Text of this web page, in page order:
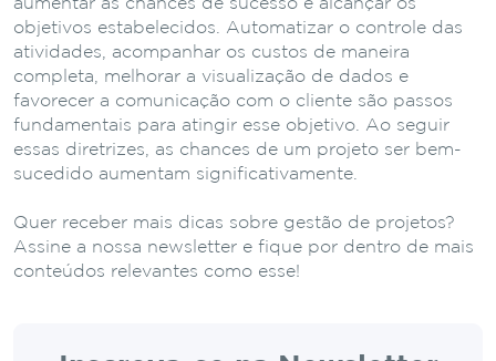
aumentar as chances de sucesso e alcançar os
objetivos estabelecidos. Automatizar o controle das
atividades, acompanhar os custos de maneira
completa, melhorar a visualização de dados e
favorecer a comunicação com o cliente são passos
fundamentais para atingir esse objetivo. Ao seguir
essas diretrizes, as chances de um projeto ser bem-
sucedido aumentam significativamente.
Quer receber mais dicas sobre gestão de projetos?
Assine a nossa newsletter e fique por dentro de mais
conteúdos relevantes como esse!